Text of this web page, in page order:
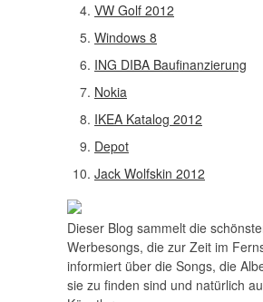
VW Golf 2012
Windows 8
ING DIBA Baufinanzierung
Nokia
IKEA Katalog 2012
Depot
Jack Wolfskin 2012
Dieser Blog sammelt die
Werbesongs, die zur Zeit im
informiert über die Songs, die
sie zu finden sind und natürlich